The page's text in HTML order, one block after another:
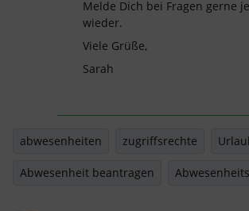
Melde Dich bei Fragen gerne
wieder.
Viele Grüße,
Sarah
abwesenheiten zugriffsrechte
Abwesenheit beantragen